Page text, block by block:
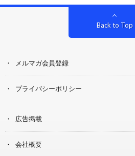
Back to Top
メルマガ会員登録
プライバシーポリシー
広告掲載
会社概要